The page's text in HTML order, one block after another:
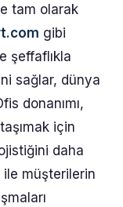
tam olarak
gibi
şeffaflıkla
sağlar, dünya
donanımı,
için
daha
ile müşterilerin